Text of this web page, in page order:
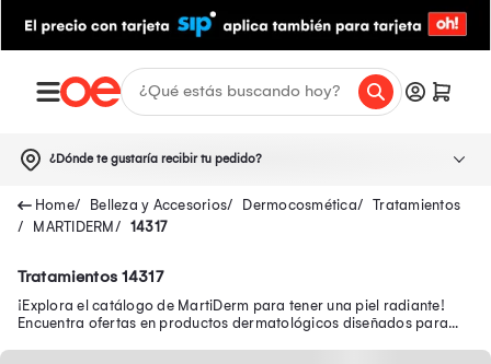
¿Dónde te gustaría recibir tu pedido?
Belleza y Accesorios Dermocosmética
Tratamientos
MARTIDERM
14317
Tratamientos 14317
¡Explora el catálogo de MartiDerm para tener una piel radiante!
Encuentra ofertas en productos dermatológicos diseñados para